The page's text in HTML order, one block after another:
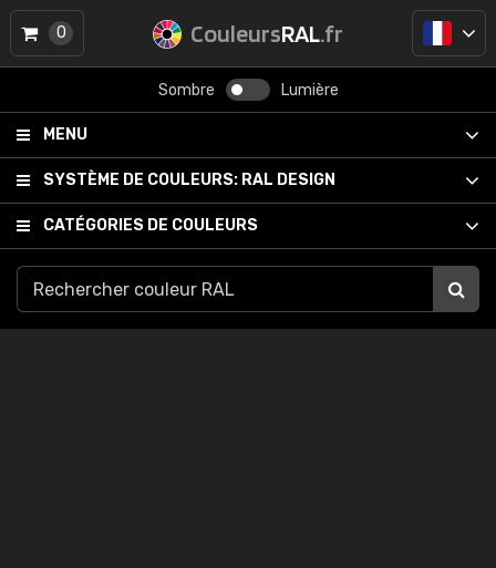
CouleursRAL.fr
Sombre Lumière
MENU
SYSTÈME DE COULEURS: RAL DESIGN
CATÉGORIES DE COULEURS
0